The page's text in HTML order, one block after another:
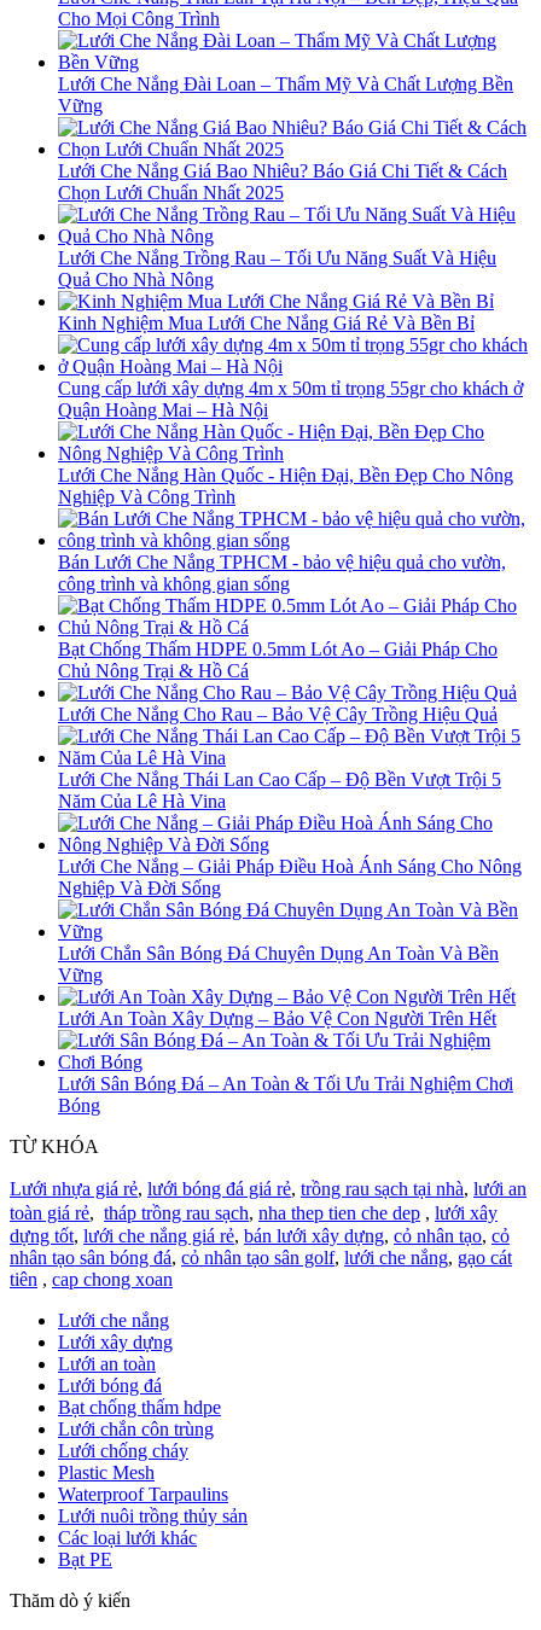
Cho Mọi Công Trình
Lưới Che Nắng Đài Loan – Thẩm Mỹ Và Chất Lượng Bền
Vững
Lưới Che Nắng Giá Bao Nhiêu? Báo Giá Chi Tiết & Cách
Chọn Lưới Chuẩn Nhất 2025
Lưới Che Nắng Trồng Rau – Tối Ưu Năng Suất Và Hiệu
Quả Cho Nhà Nông
Kinh Nghiệm Mua Lưới Che Nắng Giá Rẻ Và Bền Bỉ
Cung cấp lưới xây dựng 4m x 50m tỉ trọng 55gr cho khách ở
Quận Hoàng Mai – Hà Nội
Lưới Che Nắng Hàn Quốc - Hiện Đại, Bền Đẹp Cho Nông
Nghiệp Và Công Trình
Bán Lưới Che Nắng TPHCM - bảo vệ hiệu quả cho vườn,
công trình và không gian sống
Bạt Chống Thấm HDPE 0.5mm Lót Ao – Giải Pháp Cho
Chủ Nông Trại & Hồ Cá
Lưới Che Nắng Cho Rau – Bảo Vệ Cây Trồng Hiệu Quả
Lưới Che Nắng Thái Lan Cao Cấp – Độ Bền Vượt Trội 5
Năm Của Lê Hà Vina
Lưới Che Nắng – Giải Pháp Điều Hoà Ánh Sáng Cho Nông
Nghiệp Và Đời Sống
Lưới Chắn Sân Bóng Đá Chuyên Dụng An Toàn Và Bền
Vững
Lưới An Toàn Xây Dựng – Bảo Vệ Con Người Trên Hết
Lưới Sân Bóng Đá – An Toàn & Tối Ưu Trải Nghiệm Chơi
Bóng
TỪ KHÓA
Lưới nhựa giá rẻ, lưới bóng đá giá rẻ, trồng rau sạch tại nhà, lưới an
toàn giá rẻ, tháp trồng rau sạch, nha thep tien che dep , lưới xây
dựng tốt, lưới che nắng giá rẻ, bán lưới xây dựng, cỏ nhân tạo, cỏ
nhân tạo sân bóng đá, cỏ nhân tạo sân golf, lưới che nắng, gạo cát
tiên , cap chong xoan
Lưới che nắng
Lưới xây dựng
Lưới an toàn
Lưới bóng đá
Bạt chống thấm hdpe
Lưới chắn côn trùng
Lưới chống cháy
Plastic Mesh
Waterproof Tarpaulins
Lưới nuôi trồng thủy sản
Các loại lưới khác
Bạt PE
Thăm dò ý kiến